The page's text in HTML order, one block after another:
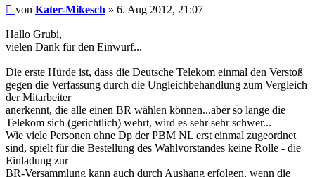
Beitrag
von Kater-Mikesch » 6. Aug 2012, 21:07
Hallo Grubi,
vielen Dank für den Einwurf...
Die erste Hürde ist, dass die Deutsche Telekom einmal den Verstoß
gegen die Verfassung durch die Ungleichbehandlung zum Vergleich
der Mitarbeiter
anerkennt, die alle einen BR wählen können...aber so lange die
Telekom sich (gerichtlich) wehrt, wird es sehr sehr schwer...
Wie viele Personen ohne Dp der PBM NL erst einmal zugeordnet
sind, spielt für die Bestellung des Wahlvorstandes keine Rolle - die
Einladung zur
BR-Versammlung kann auch durch Aushang erfolgen, wenn die